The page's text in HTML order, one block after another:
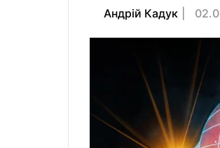
Андрій Кадук